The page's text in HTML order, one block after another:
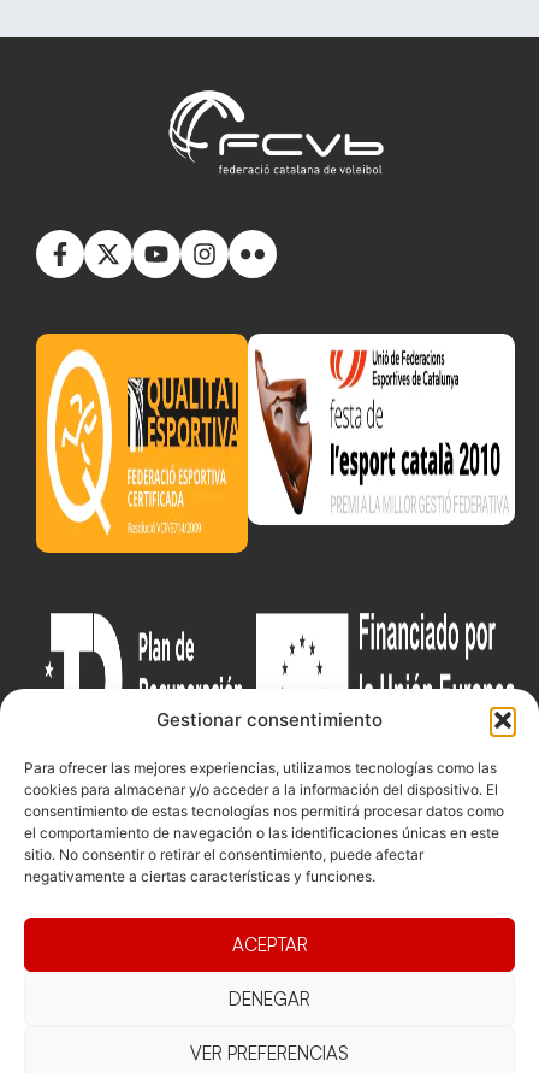
Gestionar consentimiento
Para ofrecer las mejores experiencias, utilizamos tecnologías como las
cookies para almacenar y/o acceder a la información del dispositivo. El
consentimiento de estas tecnologías nos permitirá procesar datos como
el comportamiento de navegación o las identificaciones únicas en este
sitio. No consentir o retirar el consentimiento, puede afectar
negativamente a ciertas características y funciones.
ACEPTAR
DENEGAR
VER PREFERENCIAS
Federació
Presidència
Competicions
Pista
Competiciones
Playa
Documentacio
Funcionament
Contacte
Jonqueres,